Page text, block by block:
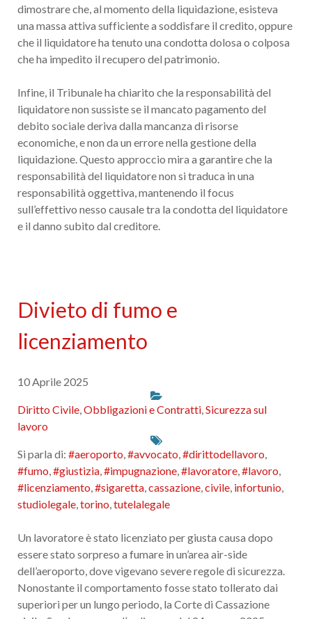
dimostrare che, al momento della liquidazione, esisteva
una massa attiva sufficiente a soddisfare il credito, oppure
che il liquidatore ha tenuto una condotta dolosa o colposa
che ha impedito il recupero del patrimonio.
Infine, il Tribunale ha chiarito che la responsabilità del
liquidatore non sussiste se il mancato pagamento del
debito sociale deriva dalla mancanza di risorse
economiche, e non da un errore nella gestione della
liquidazione. Questo approccio mira a garantire che la
responsabilità del liquidatore non si traduca in una
responsabilità oggettiva, mantenendo il focus
sull’effettivo nesso causale tra la condotta del liquidatore
e il danno subito dal creditore.
Divieto di fumo e
licenziamento
10 Aprile 2025
Diritto Civile,Obbligazioni e Contratti,Sicurezza sul
lavoro
Si parla di: #aeroporto,#avvocato,#dirittodellavoro,
#fumo,#giustizia,#impugnazione,#lavoratore,#lavoro,
#licenziamento,#sigaretta,cassazione,civile, infortunio,
studiolegale,torino,tutelalegale
Un lavoratore è stato licenziato per giusta causa dopo
essere stato sorpreso a fumare in un’area air-side
dell’aeroporto, dove vigevano severe regole di sicurezza.
Nonostante il comportamento fosse stato tollerato dai
superiori per un lungo periodo, la Corte di Cassazione